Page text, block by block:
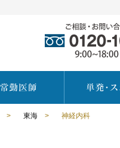
> 東海 > 神経内科